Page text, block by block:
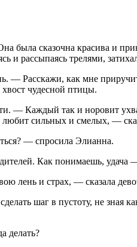
была сказочна красива и
и рассыпаясь трелями,
Расскажи, как мне
чудесной птицы.
Каждый так и норовит
любит сильных и смелых, —
— спросила Элианна.
Как понимаешь, удача
лень и страх, — сказала
шаг в пустоту, не зная
делать?